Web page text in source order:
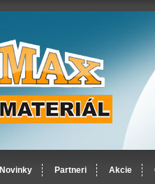
Novinky Partneri Akcie